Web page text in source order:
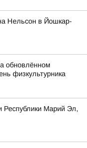
Нельсон в Йошкар-
обновлённом
физкультурника
Республики Марий Эл,